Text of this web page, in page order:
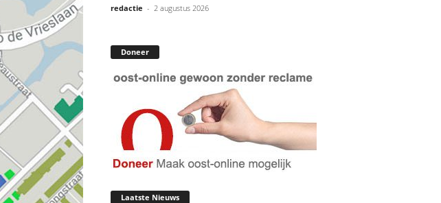
redactie - 2 augustus 2026
Doneer
Laatste Nieuws